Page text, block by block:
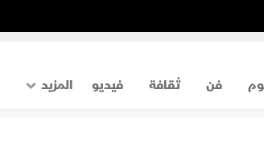
فن ثقافة فيديو
المزيد